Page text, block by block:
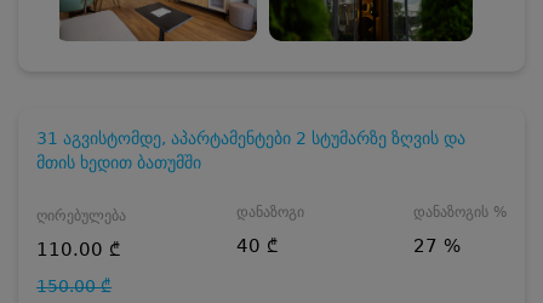
31 აგვისტომდე, აპარტამენტები 2 სტუმარზე ზღვის და
მთის ხედით ბათუმში
ღირებულება
110.00 ₾
150.00 ₾
დანაზოგი
40 ₾
დანაზოგის %
27 %